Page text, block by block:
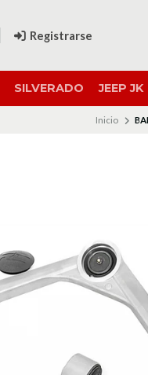
Registrarse
SILVERADO JEEP JK
Inicio